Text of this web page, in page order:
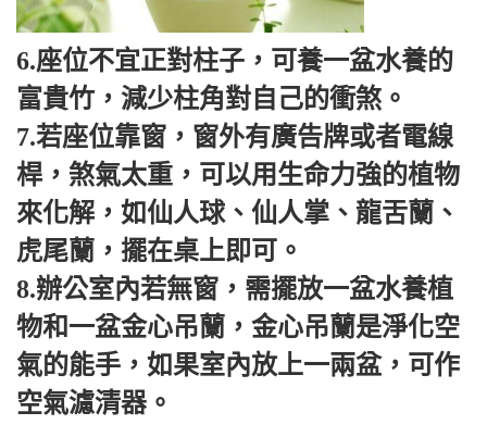
6.座位不宜正對柱子，可養一盆水養的
富貴竹，減少柱角對自己的衝煞。
7.若座位靠窗，窗外有廣告牌或者電線
桿，煞氣太重，可以用生命力強的植物
來化解，如仙人球、仙人掌、龍舌蘭、
虎尾蘭，擺在桌上即可。
8.辦公室內若無窗，需擺放一盆水養植
物和一盆金心吊蘭，金心吊蘭是淨化空
氣的能手，如果室內放上一兩盆，可作
空氣濾清器。